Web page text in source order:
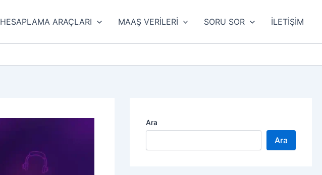
HESAPLAMA ARAÇLARI MAAŞ VERİLERİ SORU SOR İLETİŞİM
Ara
Ara